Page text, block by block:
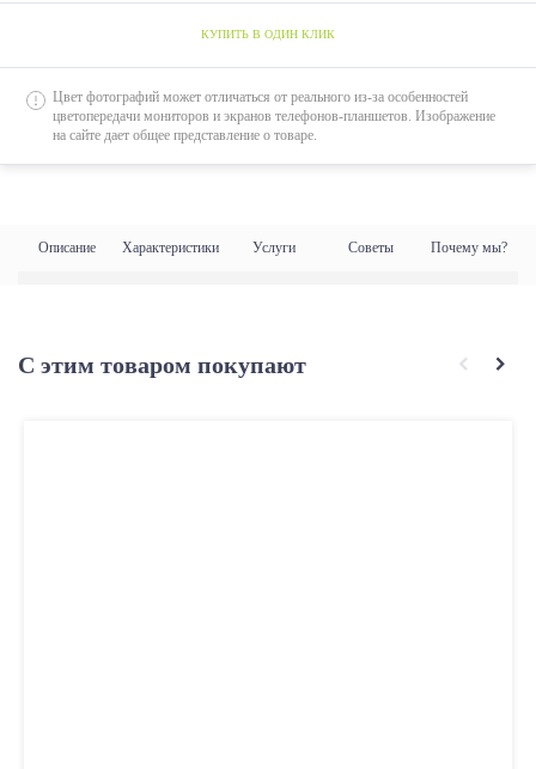
Описание Характеристики Услуги Советы Почему мы?
КУПИТЬ В ОДИН КЛИК
Цвет фотографий может отличаться от реального из-за особенностей
цветопередачи мониторов и экранов телефонов-планшетов. Изображение
на сайте дает общее представление о товаре.
С этим товаром покупают